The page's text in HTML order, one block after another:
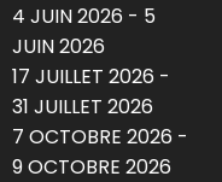
4 JUIN 2026 - 5
JUIN 2026
17 JUILLET 2026 -
31 JUILLET 2026
7 OCTOBRE 2026 -
9 OCTOBRE 2026